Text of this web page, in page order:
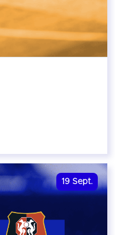
19 Sept.